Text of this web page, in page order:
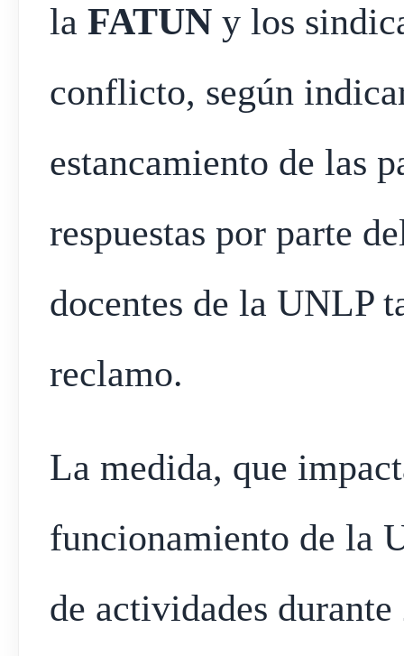
la FATUN y los
conflicto, según
estancamiento de las
respuestas por parte
docentes de la UNLP
reclamo.
La medida, que
funcionamiento de la
de actividades